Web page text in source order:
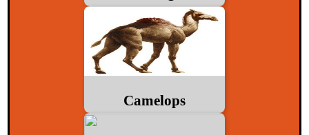
Camelops